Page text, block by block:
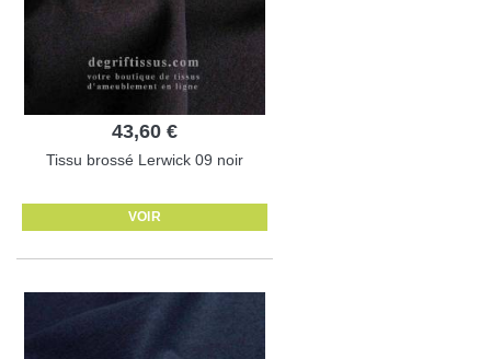
43,60 €
Tissu brossé Lerwick 09 noir
VOIR